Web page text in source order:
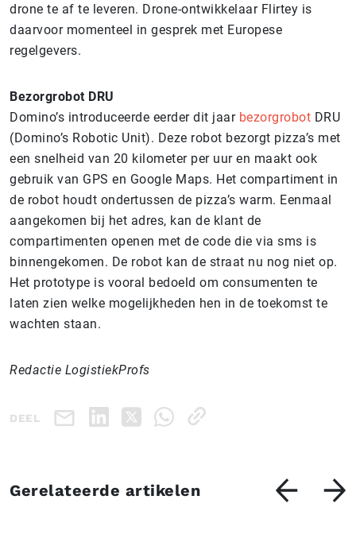
drone te af te leveren. Drone-ontwikkelaar Flirtey is
daarvoor momenteel in gesprek met Europese
regelgevers.
Bezorgrobot DRU
Domino’s introduceerde eerder dit jaar bezorgrobot DRU
(Domino’s Robotic Unit). Deze robot bezorgt pizza’s met
een snelheid van 20 kilometer per uur en maakt ook
gebruik van GPS en Google Maps. Het compartiment in
de robot houdt ondertussen de pizza’s warm. Eenmaal
aangekomen bij het adres, kan de klant de
compartimenten openen met de code die via sms is
binnengekomen. De robot kan de straat nu nog niet op.
Het prototype is vooral bedoeld om consumenten te
laten zien welke mogelijkheden hen in de toekomst te
wachten staan.
Redactie LogistiekProfs
DEEL
Gerelateerde artikelen